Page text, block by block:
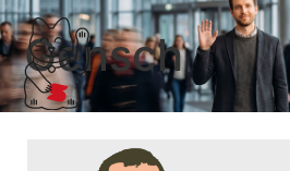
Gensch